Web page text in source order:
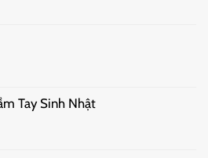
Tay Sinh Nhật